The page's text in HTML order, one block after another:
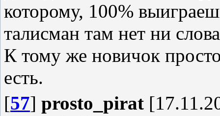
которому, 100%
талисман там нет ни
К тому же новичок
есть.
[57] prosto_pirat